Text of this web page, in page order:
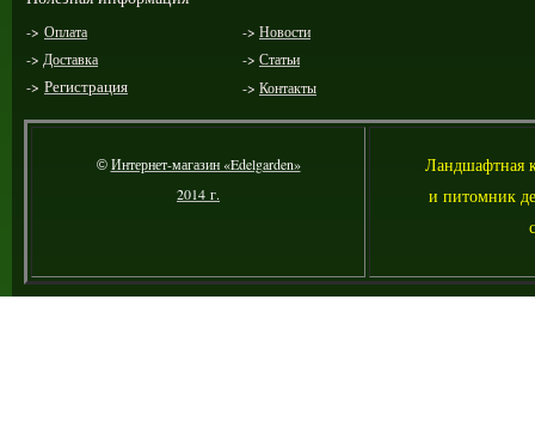
-> Оплата -> Новости
-> Доставка -> Статьи
-> Регистрация -> Контакты
© Интернет-магазин «Edelgarden»
2014 г.
Ландшафтная
и питомник